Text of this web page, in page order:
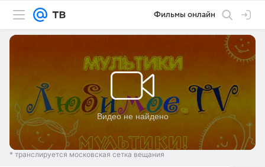
Фильмы онлайн
* транслируется московская сетка вещания